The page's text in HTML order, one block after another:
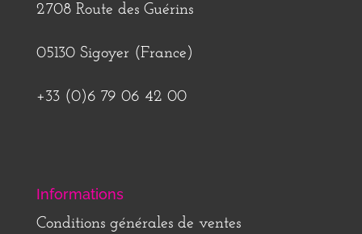
2708 Route des Guérins
05130 Sigoyer (France)
+33 (0)6 79 06 42 00
Informations
Conditions générales de ventes